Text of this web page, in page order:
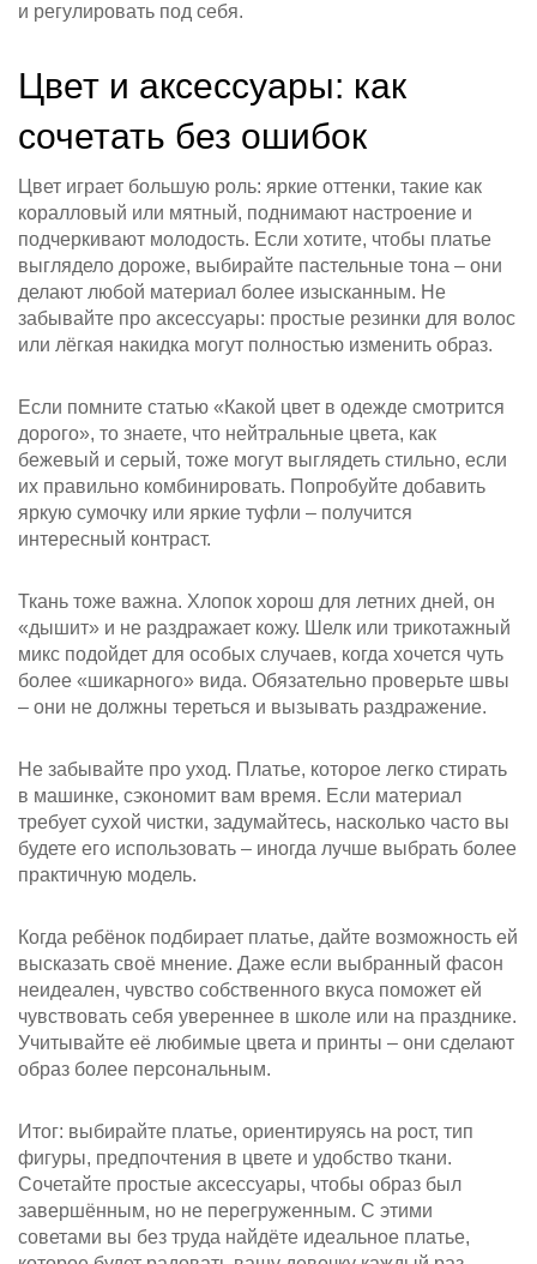
и регулировать под себя.
Цвет и аксессуары: как
сочетать без ошибок
Цвет играет большую роль: яркие оттенки, такие как
коралловый или мятный, поднимают настроение и
подчеркивают молодость. Если хотите, чтобы платье
выглядело дороже, выбирайте пастельные тона – они
делают любой материал более изысканным. Не
забывайте про аксессуары: простые резинки для волос
или лёгкая накидка могут полностью изменить образ.
Если помните статью «Какой цвет в одежде смотрится
дорого», то знаете, что нейтральные цвета, как
бежевый и серый, тоже могут выглядеть стильно, если
их правильно комбинировать. Попробуйте добавить
яркую сумочку или яркие туфли – получится
интересный контраст.
Ткань тоже важна. Хлопок хорош для летних дней, он
«дышит» и не раздражает кожу. Шелк или трикотажный
микс подойдет для особых случаев, когда хочется чуть
более «шикарного» вида. Обязательно проверьте швы
– они не должны тереться и вызывать раздражение.
Не забывайте про уход. Платье, которое легко стирать
в машинке, сэкономит вам время. Если материал
требует сухой чистки, задумайтесь, насколько часто вы
будете его использовать – иногда лучше выбрать более
практичную модель.
Когда ребёнок подбирает платье, дайте возможность ей
высказать своё мнение. Даже если выбранный фасон
неидеален, чувство собственного вкуса поможет ей
чувствовать себя увереннее в школе или на празднике.
Учитывайте её любимые цвета и принты – они сделают
образ более персональным.
Итог: выбирайте платье, ориентируясь на рост, тип
фигуры, предпочтения в цвете и удобство ткани.
Сочетайте простые аксессуары, чтобы образ был
завершённым, но не перегруженным. С этими
советами вы без труда найдёте идеальное платье,